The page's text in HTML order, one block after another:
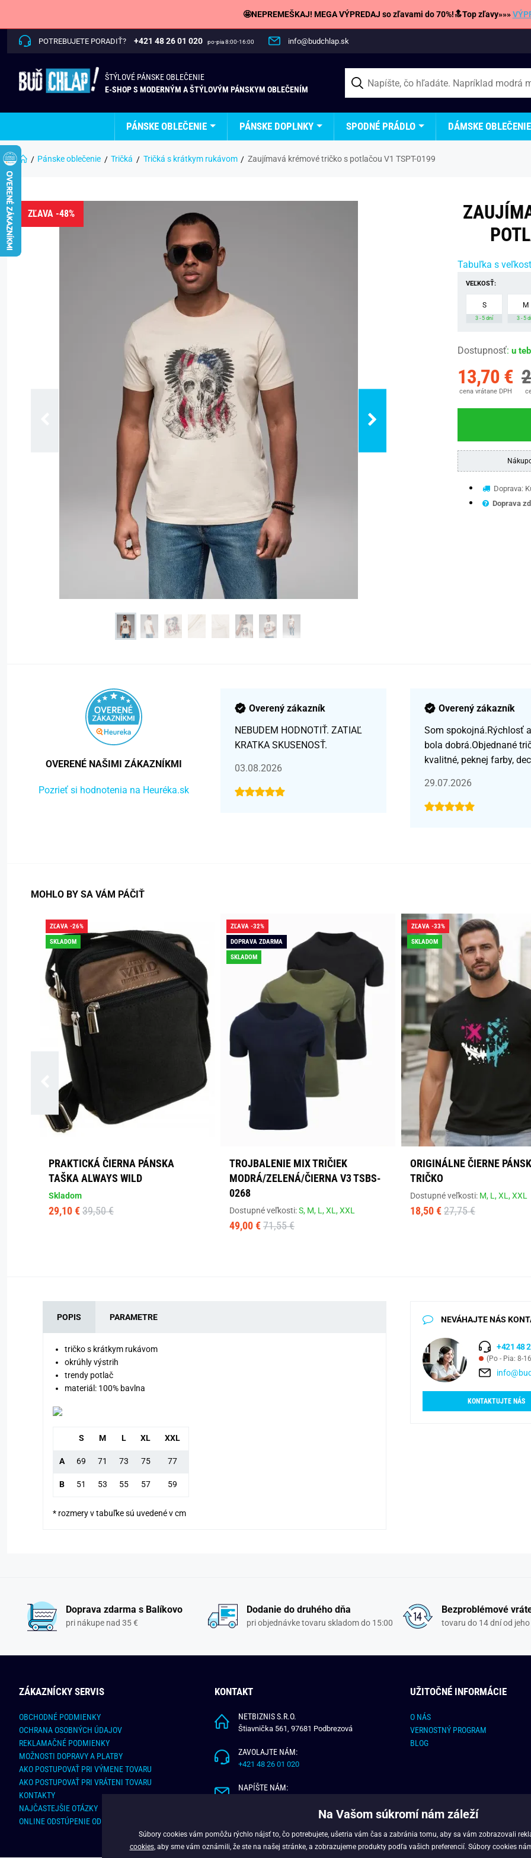
🤩NEPREMEŠKAJ! MEGA VÝPREDAJ so zľavami do 70%!🔝Top zľavy»»»
POTREBUJETE PORADIŤ? +421 48 26 01 020 po-pia 8:00-16:00 info@budchlap.sk
ŠTÝLOVÉ PÁNSKE OBLEČENIE
E-SHOP S MODERNÝM A ŠTÝLOVÝM PÁNSKYM OBLEČENÍM
PÁNSKE OBLEČENIE PÁNSKE DOPLNKY SPODNÉ PRÁDLO DÁMSKE OBLEČENIE
Pánske oblečenie Tričká Tričká s krátkym rukávom Zaujímavá krémové tričko s potlačou V1 TSPT-0199
ZĽAVA -48%
Tabuľka s
VEĽKOSŤ:
S
3 - 5 dní
M
3 - 5
Dostupnosť: u
13,70 €
cena vrátane DPH
Doprava:
Doprava
OVERENÉ NAŠIMI ZÁKAZNÍKMI
Pozrieť si hodnotenia na Heuréka.sk
Overený zákazník
NEBUDEM HODNOTIŤ. ZATIAĽ
KRATKA SKUSENOSŤ.
03.08.2026
Overený zákazník
Som spokojná.Rýchlosť
bola dobrá.Objednané
kvalitné, peknej farby,
29.07.2026
MOHLO BY SA VÁM PÁČIŤ
ZĽAVA -26%
SKLADOM
PRAKTICKÁ ČIERNA PÁNSKA
TAŠKA ALWAYS WILD
Skladom
29,10 € 39,50 €
ZĽAVA -32%
DOPRAVA ZDARMA
SKLADOM
TROJBALENIE MIX TRIČIEK
MODRÁ/ZELENÁ/ČIERNA V3 TSBS-
0268
Dostupné veľkosti:S, M, L,XL,XXL
49,00 € 71,55 €
ZĽAVA -33%
SKLADOM
ORIGINÁLNE ČIERNE
TRIČKO
Dostupné veľkosti: M, L,XL,XXL
18,50 € 27,75 €
POPIS PARAMETRE
tričko s krátkym rukávom
okrúhly výstrih
trendy potlač
materiál: 100% bavlna
S M L XL XXL
A 69 71 73 75 77
B 51 53 55 57 59
* rozmery v tabuľke sú uvedené v cm
NEVÁHAJTE NÁS
+421 48
(Po - Pia: 8-
KONTAKTUJTE NÁS
Doprava zdarma s Balíkovo
pri nákupe nad 35 €
Dodanie do druhého dňa
pri objednávke tovaru skladom do 15:00
Bezproblémové
tovaru do 14 dní od
ZÁKAZNÍCKY SERVIS
OBCHODNÉ PODMIENKY
OCHRANA OSOBNÝCH ÚDAJOV
REKLAMAČNÉ PODMIENKY
MOŽNOSTI DOPRAVY A PLATBY
AKO POSTUPOVAŤ PRI VÝMENE TOVARU
AKO POSTUPOVAŤ PRI VRÁTENI TOVARU
KONTAKTY
NAJČASTEJŠIE OTÁZKY
ONLINE ODSTÚPENIE OD ZMLUVY
KONTAKT
NETBIZNIS S.R.O.
Štiavnička 561, 97681 Podbrezová
ZAVOLAJTE NÁM:
+421 48 26 01 020
NAPÍŠTE NÁM:
UŽITOČNÉ INFORMÁCIE
O NÁS
VERNOSTNÝ PROGRAM
BLOG
Na Vašom súkromí nám záleží
Súbory cookies vám pomôžu rýchlo nájsť to, čo potrebujete, ušetria vám čas a zabránia tomu, aby sa vám zobrazovali
cookies, aby sme vám oznámili, že ste na našej stránke, a zobrazujeme produkty podľa vašich preferencií. Súbory cookies